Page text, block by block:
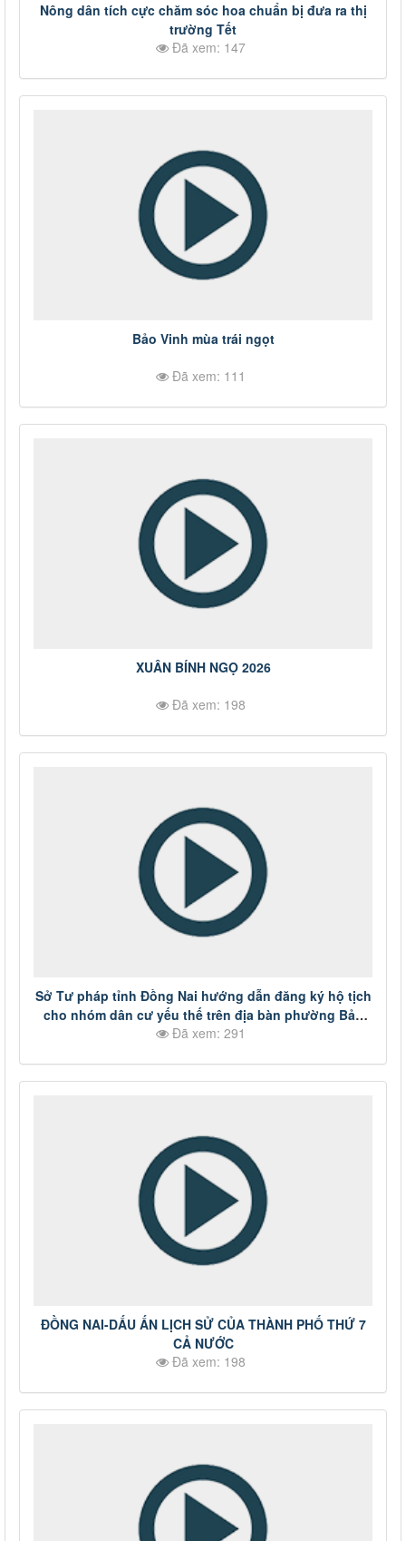
Nông dân tích cực chăm sóc hoa chuẩn bị đưa ra thị
trường Tết
Đã xem: 147
Bảo Vinh mùa trái ngọt
Đã xem: 111
XUÂN BÍNH NGỌ 2026
Đã xem: 198
Sở Tư pháp tỉnh Đồng Nai hướng dẫn đăng ký hộ tịch
cho nhóm dân cư yếu thế trên địa bàn phường Bảo
Vinh
Đã xem: 291
ĐỒNG NAI-DẤU ẤN LỊCH SỬ CỦA THÀNH PHỐ THỨ 7
CẢ NƯỚC
Đã xem: 198